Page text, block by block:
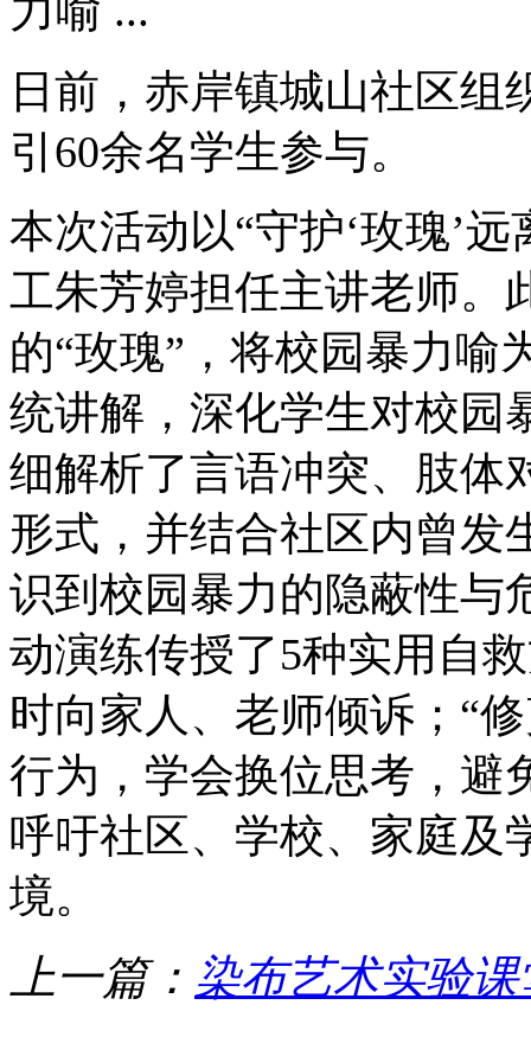
日前，赤岸镇城山社区
引60余名学生参与。
本次活动以“守护‘玫瑰’
工朱芳婷担任主讲老师。
的“玫瑰”，将校园暴力喻
统讲解，深化学生对校园
细解析了言语冲突、肢体
形式，并结合社区内曾发
识到校园暴力的隐蔽性与
动演练传授了5种实用自
时向家人、老师倾诉；“
行为，学会换位思考，避
呼吁社区、学校、家庭及
境。
上一篇： 染布艺术实验